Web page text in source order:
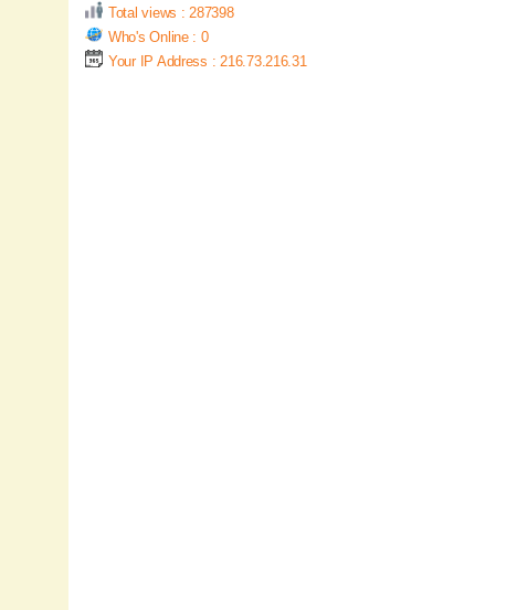
Total views : 287398
Who's Online : 0
Your IP Address : 216.73.216.31